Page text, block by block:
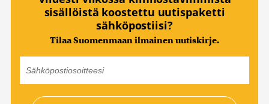
sisällöistä koostettu uutispaketti
sähköpostiisi?
Tilaa Suomenmaan ilmainen uutiskirje.